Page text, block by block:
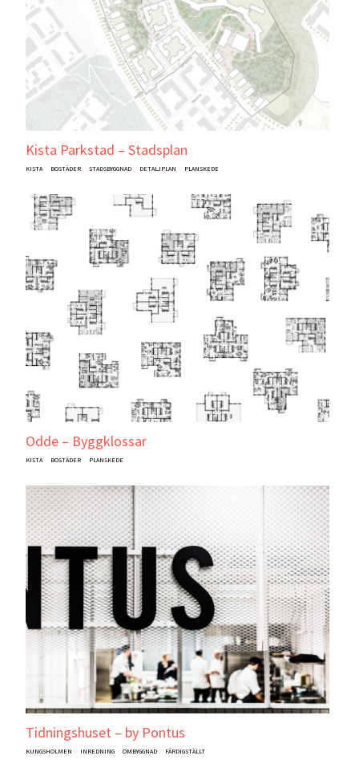
Kista Parkstad – Stadsplan
KISTA BOSTÄDER STADSBYGGNAD DETALJPLAN PLANSKEDE
Odde – Byggklossar
KISTA BOSTÄDER PLANSKEDE
Tidningshuset – by Pontus
KUNGSHOLMEN INREDNING OMBYGGNAD FÄRDIGSTÄLLT